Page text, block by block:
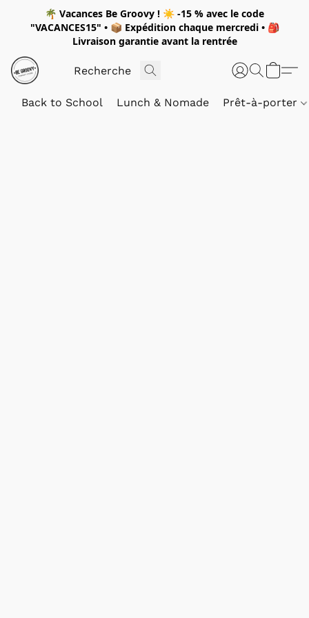
🌴 Vacances Be Groovy ! ☀️ -15 % avec le code
"VACANCES15" • 📦 Expédition chaque mercredi• 🎒
Livraison garantie avant la rentrée
Back to School Lunch & Nomade Prêt-à-porter